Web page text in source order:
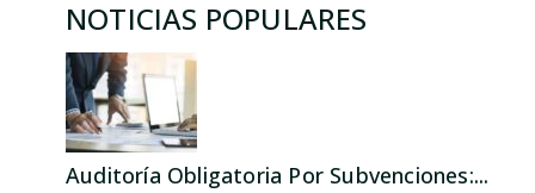
NOTICIAS POPULARES
Auditoría Obligatoria Por Subvenciones:...